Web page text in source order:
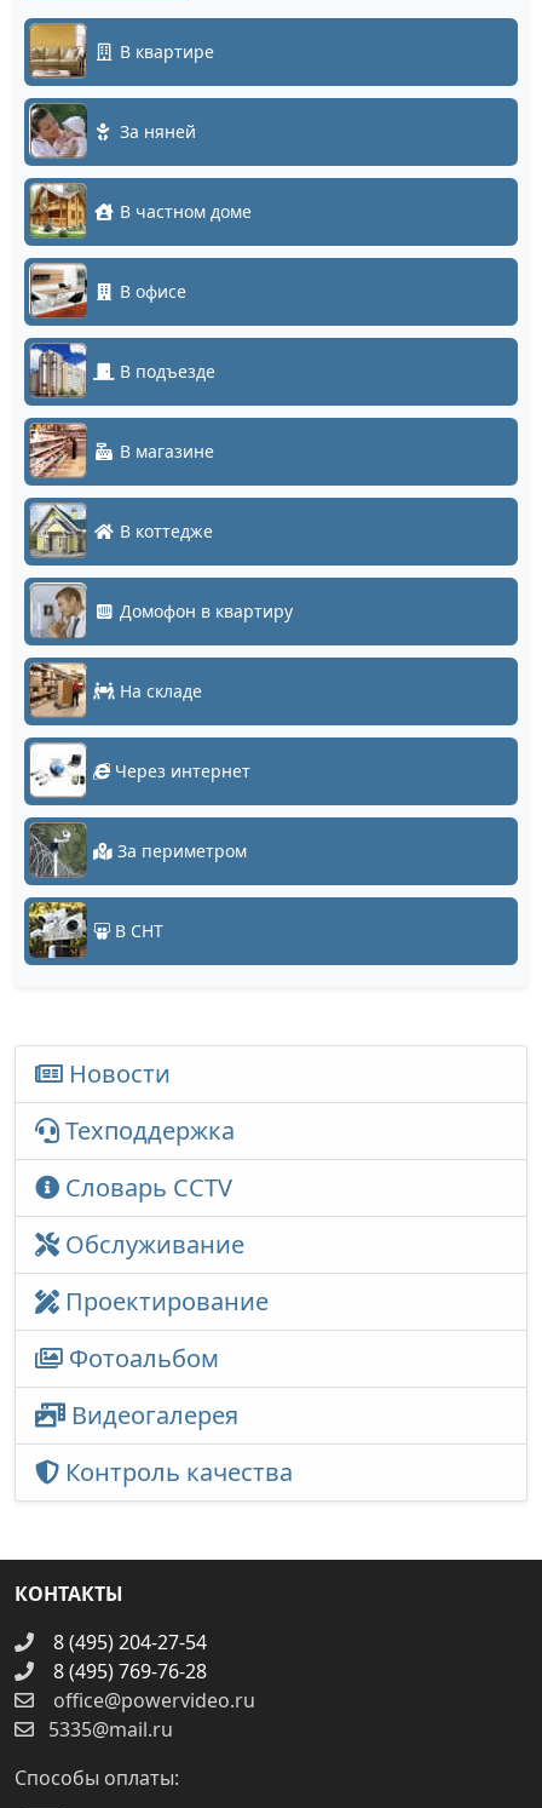
В квартире
За няней
В частном доме
В офисе
В подъезде
В магазине
В коттедже
Домофон в квартиру
На складе
Через интернет
За периметром
В СНТ
Новости
Техподдержка
Словарь CCTV
Обслуживание
Проектирование
Фотоальбом
Видеогалерея
Контроль качества
КОНТАКТЫ
8 (495) 204-27-54
8 (495) 769-76-28
office@powervideo.ru
5335@mail.ru
Способы оплаты: